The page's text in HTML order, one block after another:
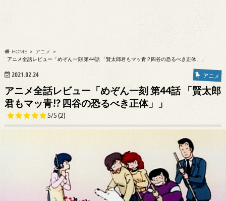
HOME
アニメ
アニメ全話レビュー「めぞん一刻 第44話 「賢太郎君もマッ青!? 四谷の恐るべき正体」」
2021.02.24 アニメ
アニメ全話レビュー「めぞん一刻 第44話 「賢太郎
君もマッ青!? 四谷の恐るべき正体」」
5/5 (2)